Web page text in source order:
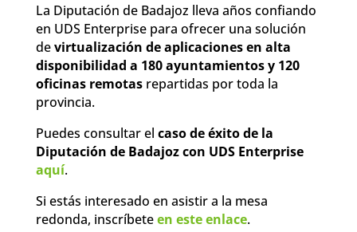
La Diputación de Badajoz lleva años confiando
en UDS Enterprise para ofrecer una solución
devirtualización de aplicaciones en alta
disponibilidad a 180 ayuntamientos y 120
oficinas remotasrepartidas por toda la
provincia.
Puedes consultar el caso de éxito de la
Diputación de Badajoz con UDS Enterprise
aquí.
Si estás interesado en asistir a la mesa
redonda, inscríbeteen este enlace.